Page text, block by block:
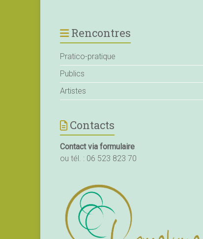
Rencontres
Pratico-pratique
Publics
Artistes
Contacts
Contact via formulaire
ou tél. : 06 523 823 70